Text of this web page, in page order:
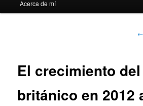
Acerca de mí
←
El crecimiento
británico en 2012